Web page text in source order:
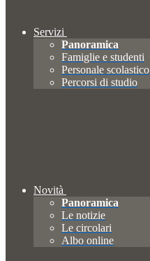
Servizi
Panoramica
Famiglie e studenti
Personale scolastico
Percorsi di studio
Novità
Panoramica
Le notizie
Le circolari
Albo online